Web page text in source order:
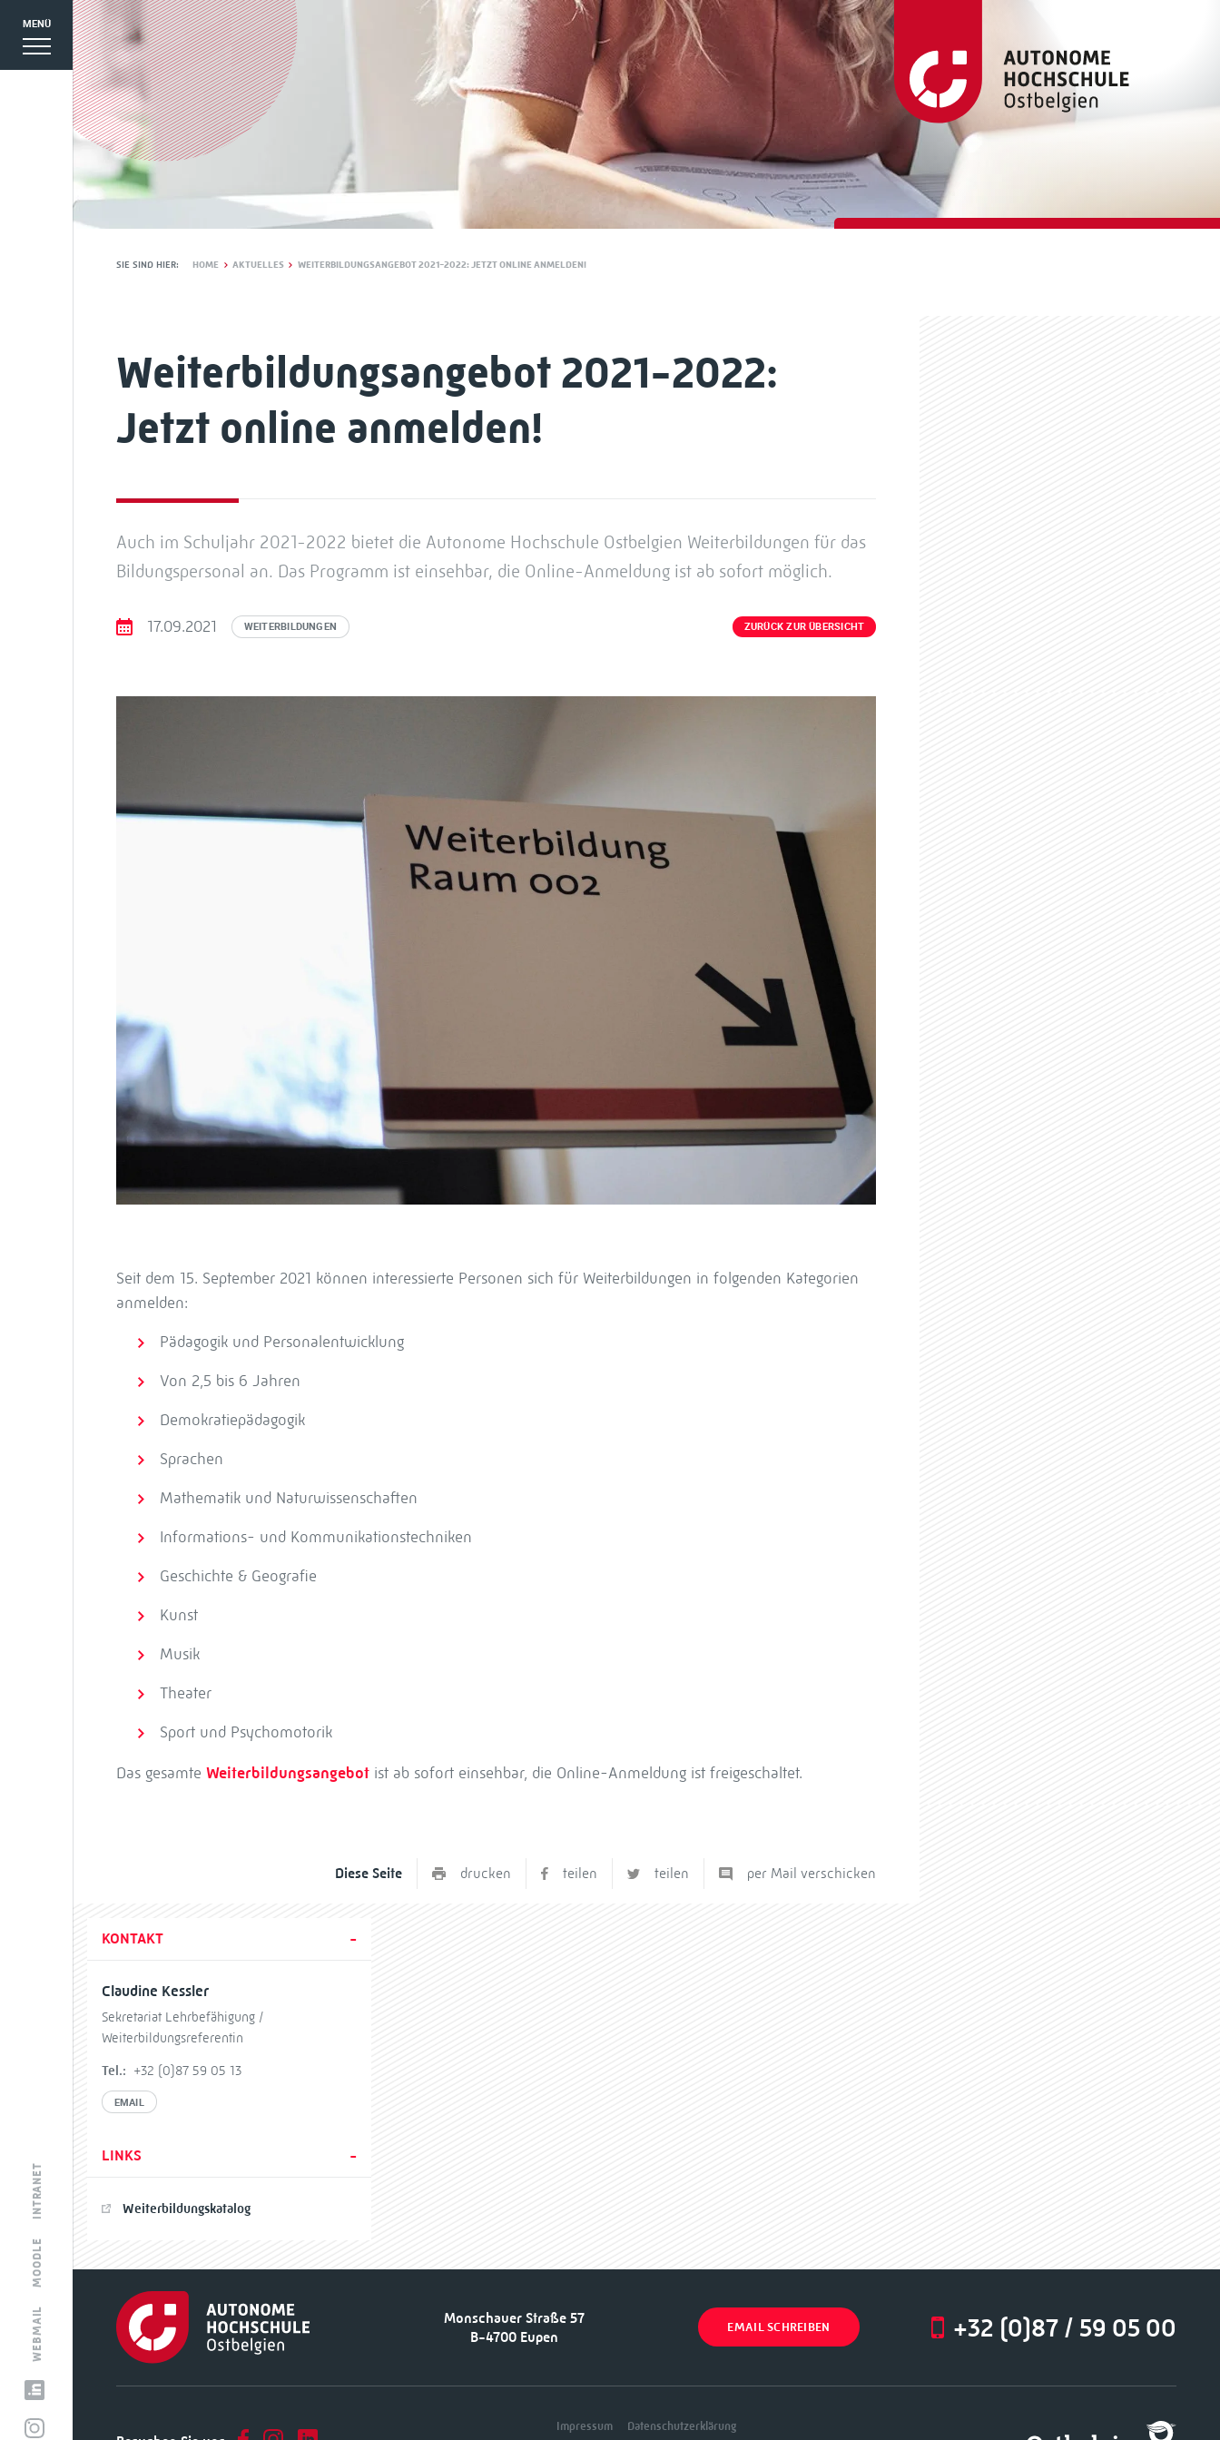
MENÜ
WEBMAIL
MOODLE
INTRANET
SIE SIND HIER: HOME AKTUELLES WEITERBILDUNGSANGEBOT 2021-2022: JETZT ONLINE ANMELDEN!
KONTAKT
Claudine Kessler
Sekretariat Lehrbefähigung /
Weiterbildungsreferentin
Tel.: +32 (0)87 59 05 13
EMAIL
LINKS
Weiterbildungskatalog
Weiterbildungsangebot 2021-2022:
Jetzt online anmelden!
Auch im Schuljahr 2021-2022 bietet die Autonome Hochschule Ostbelgien Weiterbildungen für das
Bildungspersonal an. Das Programm ist einsehbar, die Online-Anmeldung ist ab sofort möglich.
17.09.2021 WEITERBILDUNGEN ZURÜCK ZUR ÜBERSICHT
Seit dem 15. September 2021 können interessierte Personen sich für Weiterbildungen in folgenden Kategorien
anmelden:
Pädagogik und Personalentwicklung
Von 2,5 bis 6 Jahren
Demokratiepädagogik
Sprachen
Mathematik und Naturwissenschaften
Informations- und Kommunikationstechniken
Geschichte & Geografie
Kunst
Musik
Theater
Sport und Psychomotorik
Das gesamte Weiterbildungsangebot ist ab sofort einsehbar, die Online-Anmeldung ist freigeschaltet.
Diese Seite drucken teilen teilen per Mail verschicken
Monschauer Straße 57
B-4700 Eupen
EMAIL SCHREIBEN +32 (0)87 / 59 05 00
Impressum Datenschutzerklärung